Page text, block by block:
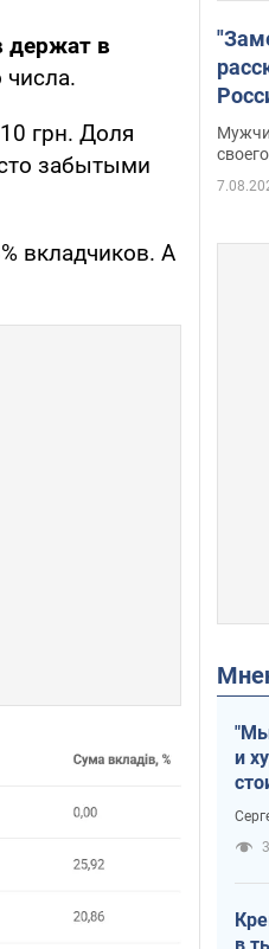
держат в
числа.
грн. Доля
забытыми
вкладчиков. А
Фото
и